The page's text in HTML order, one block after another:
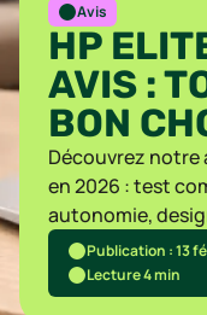
Avis
HP
AVIS :
BON
Découvrez notre
en 2026 : test
autonomie,
Publication : 13
Lecture 4 min